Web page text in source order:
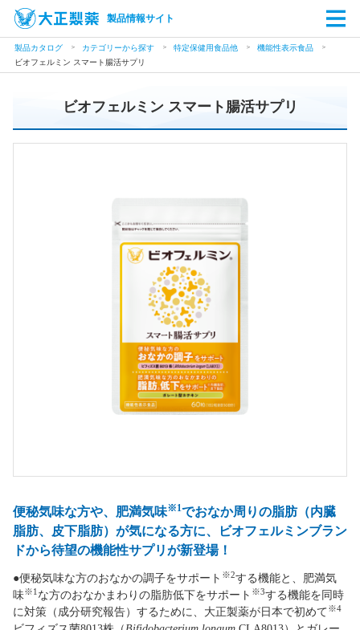
製品情報サイト
製品カタログ カテゴリーから探す 特定保健用食品他
機能性表示食品
ビオフェルミン スマート腸活サプリ
ビオフェルミン スマート腸活サプリ
便秘気味な方や、肥満気味※1でおなか周りの脂肪（内臓
脂肪、皮下脂肪）が気になる方に、ビオフェルミンブラン
ドから待望の機能性サプリが新登場！
●便秘気味な方のおなかの調子をサポート ※2する機能と、肥満気
味※1 な方のおなかまわりの脂肪低下をサポート ※3する機能を同時
に対策（成分研究報告）するために、大正製薬が日本で初めて※4